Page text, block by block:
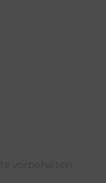
vorbehalten.